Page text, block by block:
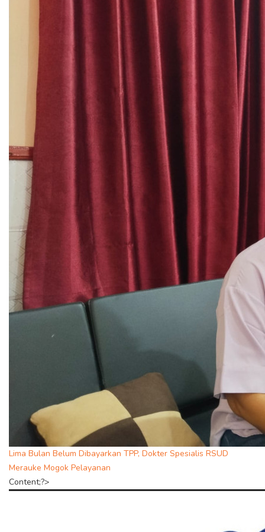
Lima Bulan Belum Dibayarkan TPP, Dokter Spesialis RSUD
Merauke Mogok Pelayanan
Content;?>